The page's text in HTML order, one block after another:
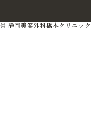
© 静岡美容外科橋本クリニック